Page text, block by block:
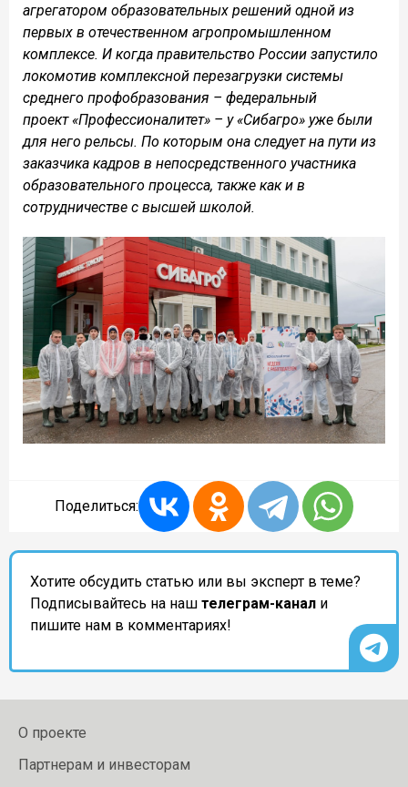
агрегатором образовательных решений одной из
первых в отечественном агропромышленном
комплексе. И когда правительство России запустило
локомотив комплексной перезагрузки системы
среднего профобразования – федеральный
проект «Профессионалитет» – у «Сибагро» уже были
для него рельсы. По которым она следует на пути из
заказчика кадров в непосредственного участника
образовательного процесса, также как и в
сотрудничестве с высшей школой.
Поделиться:
Хотите обсудить статью или вы эксперт в теме?
Подписывайтесь на наш телеграм-канал и
пишите нам в комментариях!
О проекте
Партнерам и инвесторам